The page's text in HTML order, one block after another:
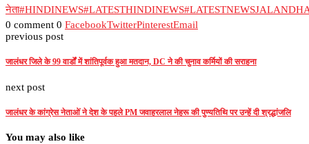
नेता#HINDINEWS#LATESTHINDINEWS
0 comment 0 FacebookTwitterPinterestEmail
previous post
जालंधर जिले के 99 वार्डों में शांतिपूर्वक हुआ मतदान, DC ने की चुनाव कर्मियों की सराहना
next post
जालंधर के कांग्रेस नेताओं ने देश के पहले PM जवाहरलाल नेहरू की पुण्यतिथि पर उन्हें दी श्रद्धांजलि
You may also like